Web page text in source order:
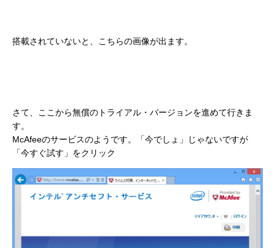
搭載されていないと、こちらの画像が出ます。
さて、ここから無償のトライアル・バージョンを進めて行きま
す。
McAfeeのサービスのようです。「今でしょ」じゃないですが
「今すぐ試す」をクリック